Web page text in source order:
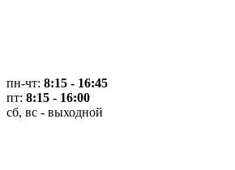
пн-чт: 8:15 - 16:45
пт: 8:15 - 16:00
сб, вс - выходной